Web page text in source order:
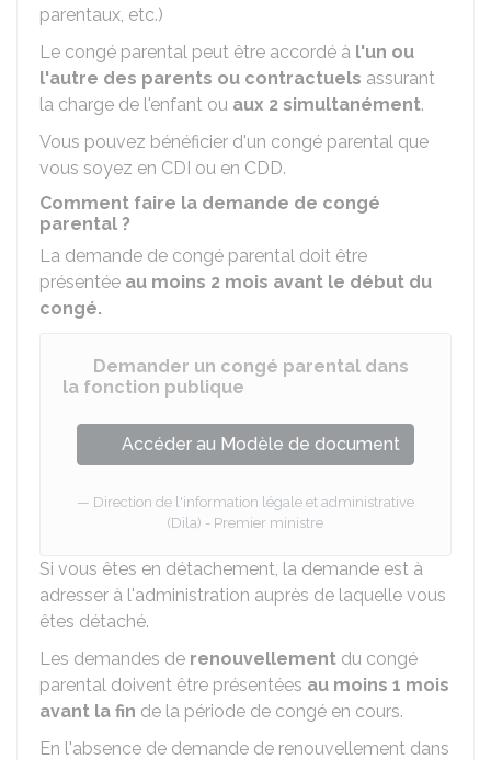
parentaux, etc.)
Le congé parental peut être accordé à l'un ou
l'autre des parents ou contractuels assurant
la charge de l'enfant ou aux 2 simultanément.
Vous pouvez bénéficier d'un congé parental que
vous soyez en CDI ou en CDD.
Comment faire la demande de congé
parental ?
La demande de congé parental doit être
présentée au moins 2 mois avant le début du
congé.
Demander un congé parental dans
la fonction publique
Accéder au Modèle de document
Direction de l'information légale et administrative
(Dila) - Premier ministre
Si vous êtes en détachement, la demande est à
adresser à l'administration auprès de laquelle vous
êtes détaché.
Les demandes de renouvellement du congé
parental doivent être présentées au moins 1 mois
avant la fin de la période de congé en cours.
En l'absence de demande de renouvellement dans